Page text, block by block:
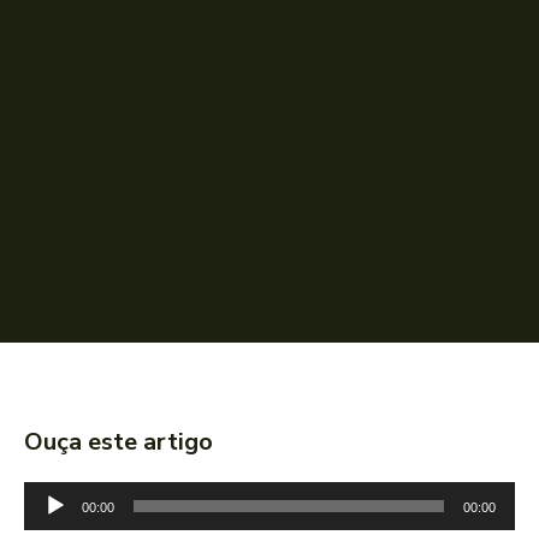
Ouça este artigo
o
00:00 00:00